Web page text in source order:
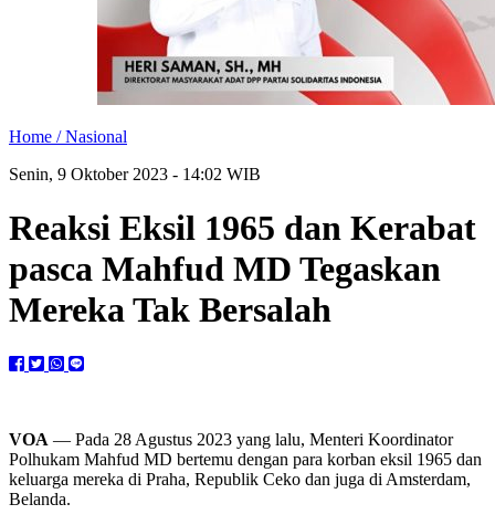
Home /Nasional
Senin, 9 Oktober 2023 - 14:02 WIB
Reaksi Eksil 1965 dan Kerabat
pasca Mahfud MD Tegaskan
Mereka Tak Bersalah
VOA — Pada 28 Agustus 2023 yang lalu, Menteri Koordinator
Polhukam Mahfud MD bertemu dengan para korban eksil 1965 dan
keluarga mereka di Praha, Republik Ceko dan juga di Amsterdam,
Belanda.